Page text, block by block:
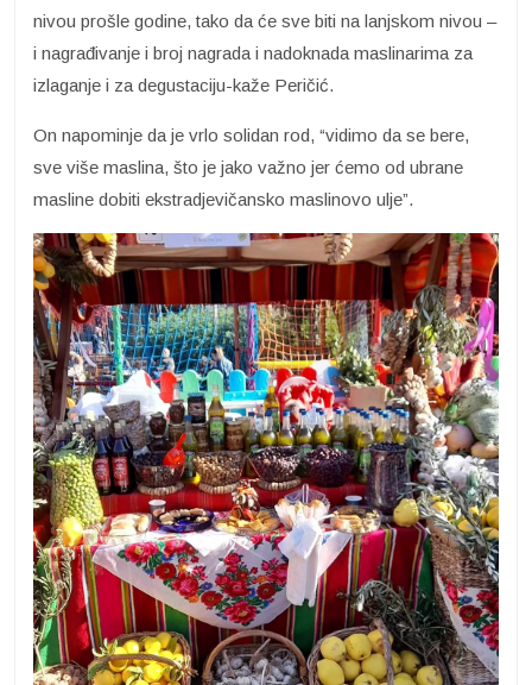
nivou prošle godine, tako da će sve biti na lanjskom nivou –
i nagrađivanje i broj nagrada i nadoknada maslinarima za
izlaganje i za degustaciju-kaže Peričić.
On napominje da je vrlo solidan rod, “vidimo da se bere,
sve više maslina, što je jako važno jer ćemo od ubrane
masline dobiti ekstradjevičansko maslinovo ulje”.